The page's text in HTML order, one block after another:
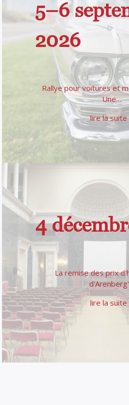
5–6
2026
Rallye pour voitures et
Une…
lire la suite
4
La remise des prix
lire la suite